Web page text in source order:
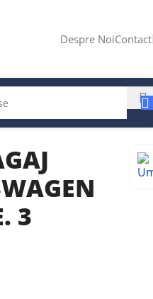
Despre NoiContact
3